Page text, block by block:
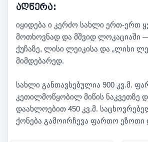
აღწერა:
იყიდება ი კერძო სახლი ერთ-ერთ
მოთხოვნად და მშვიდ ლოკაციაში
ქუჩაზე, ლისი ლეიკისა და „ლისი
მიმდებარედ.
სახლი განთავსებულია 900 კვ.მ.
კეთილმოწყობილ მიწის ნაკვეთზე
დაახლოებით 450 კვ.მ.
ქონება გამოირჩევა ფართო ეზოთი